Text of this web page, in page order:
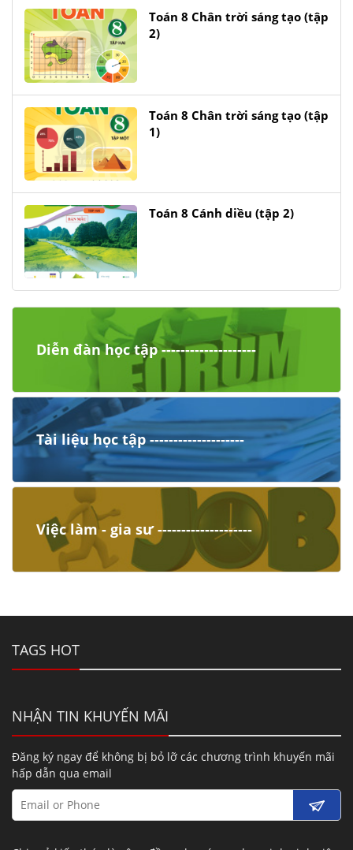
Toán 8 Chân trời sáng tạo (tập
2)
Toán 8 Chân trời sáng tạo (tập
1)
Toán 8 Cánh diều (tập 2)
Diễn đàn học tập --------------------
Tài liệu học tập --------------------
Việc làm - gia sư --------------------
TAGS HOT
NHẬN TIN KHUYẾN MÃI
Đăng ký ngay để không bị bỏ lỡ các chương trình khuyến mãi
hấp dẫn qua email